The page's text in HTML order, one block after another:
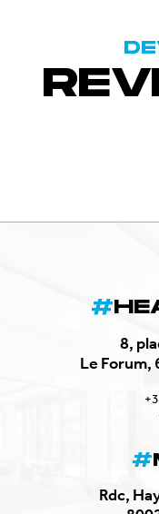
8,
Le Forum,
Rdc,